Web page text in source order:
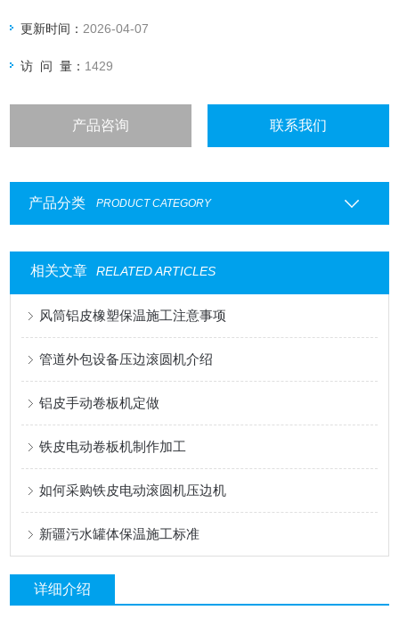
更新时间： 2026-04-07
访 问 量： 1429
产品咨询 联系我们
产品分类 PRODUCT CATEGORY
相关文章 RELATED ARTICLES
风筒铝皮橡塑保温施工注意事项
管道外包设备压边滚圆机介绍
铝皮手动卷板机定做
铁皮电动卷板机制作加工
如何采购铁皮电动滚圆机压边机
新疆污水罐体保温施工标准
详细介绍